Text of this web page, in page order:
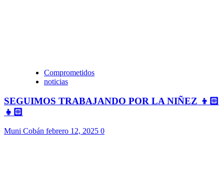
Comprometidos
noticias
SEGUIMOS TRABAJANDO POR LA NIÑEZ 👦🏻
👧🏻
Muni Cobán febrero 12, 2025 0